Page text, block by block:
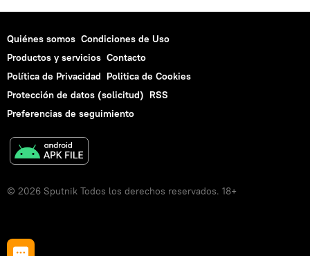
Quiénes somos Condiciones de Uso
Productos y servicios Contacto
Política de Privacidad Politica de Cookies
Protección de datos (solicitud) RSS
Preferencias de seguimiento
© 2026 Sputnik Todos los derechos reservados. 18+